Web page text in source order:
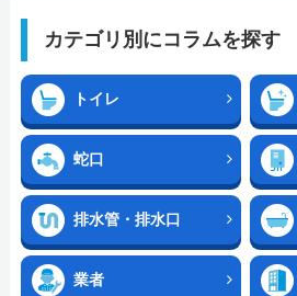
カテゴリ別にコラムを探す
トイレ
蛇口
排水管・排水口
業者